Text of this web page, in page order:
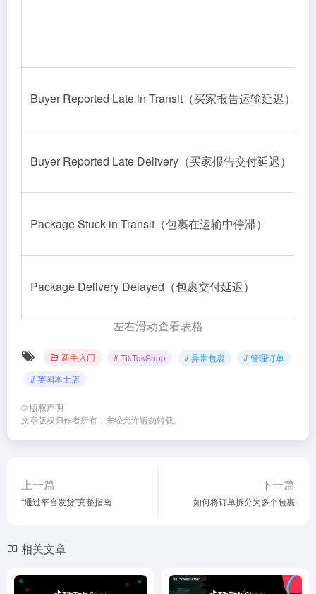
Buyer Reported Late in Transit（买家报告运输延迟）
Buyer Reported Late Delivery（买家报告交付延迟）
Package Stuck in Transit（包裹在运输中停滞）
Package Delivery Delayed（包裹交付延迟）
左右滑动查看表格
新手入门 # TikTokShop # 异常包裹
# 管理订单
# 英国本土店
© 版权声明
文章版权归作者所有，未经允许请勿转载。
上一篇
“通过平台发货”完整指南
下一篇
如何将订单拆分为多个包裹
相关文章